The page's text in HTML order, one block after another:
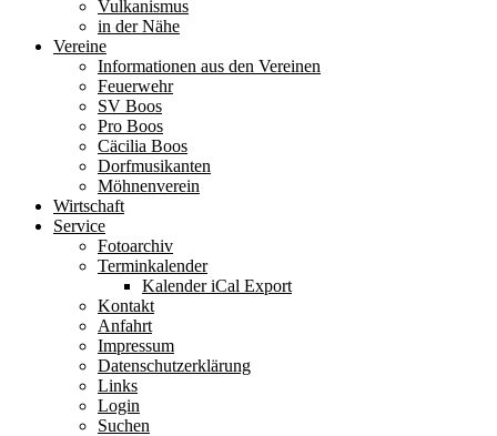
Vulkanismus
in der Nähe
Vereine
Informationen aus den Vereinen
Feuerwehr
SV Boos
Pro Boos
Cäcilia Boos
Dorfmusikanten
Möhnenverein
Wirtschaft
Service
Fotoarchiv
Terminkalender
Kalender iCal Export
Kontakt
Anfahrt
Impressum
Datenschutzerklärung
Links
Login
Suchen